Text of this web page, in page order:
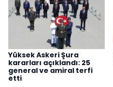
Yüksek Askeri Şura
kararları açıklandı: 25
general ve amiral terfi
etti